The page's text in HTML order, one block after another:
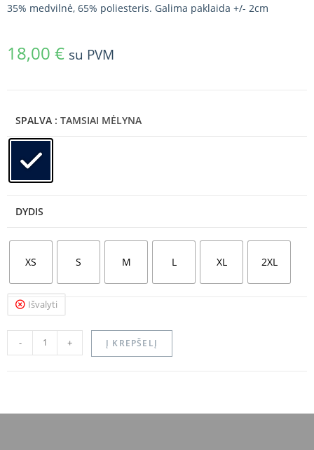
35% medvilnė, 65% poliesteris. Galima paklaida +/- 2cm
18,00 € su PVM
SPALVA : TAMSIAI MĖLYNA
DYDIS
XS S M L XL 2XL
Išvalyti
- + Į KREPŠELĮ